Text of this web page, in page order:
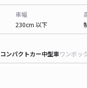
車幅
230cm 以下
コンパクトカー中型車ワンボッ